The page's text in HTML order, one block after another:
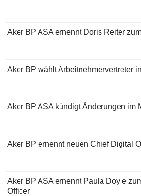
Aker BP ASA ernennt Doris Reiter
Aker BP wählt Arbeitnehmervertreter
Aker BP ASA kündigt Änderungen im
Aker BP ernennt neuen Chief Digital
Aker BP ASA ernennt Paula Doyle
Officer